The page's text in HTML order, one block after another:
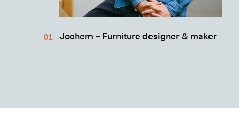
Jochem – Furniture designer & maker